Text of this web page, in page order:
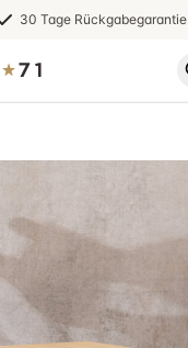
30 Tage Rückgabegarantie